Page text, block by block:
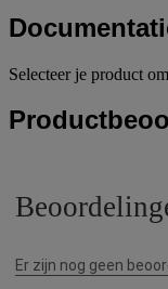
Selecteer je product